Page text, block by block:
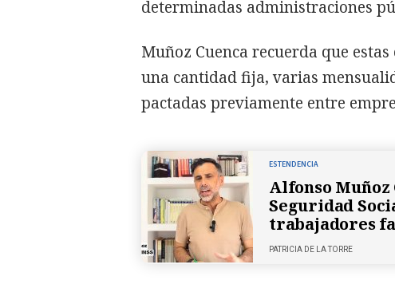
determinadas administraciones
Muñoz Cuenca recuerda que
una cantidad fija, varias
pactadas previamente entre
ESTENDENCIA
Alfonso
Seguridad
trabajadores
PATRICIA DE LA TORRE